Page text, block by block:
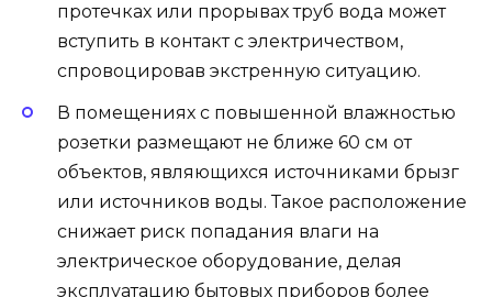
протечках или прорывах труб вода может
вступить в контакт с электричеством,
спровоцировав экстренную ситуацию.
В помещениях с повышенной влажностью
розетки размещают не ближе 60 см от
объектов, являющихся источниками брызг
или источников воды. Такое расположение
снижает риск попадания влаги на
электрическое оборудование, делая
эксплуатацию бытовых приборов более